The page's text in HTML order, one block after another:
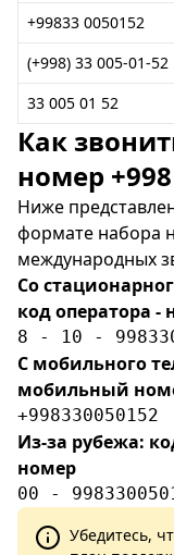
+99833 0050152
(+998) 33 005-01-52
33 005 01 52
Как
номер +998
Ниже
формате набора
международных
Со
код оператора -
8 - 10 -
С мобильного
мобильный
+998330050152
Из-за рубежа:
номер
00 -
Убедитесь,